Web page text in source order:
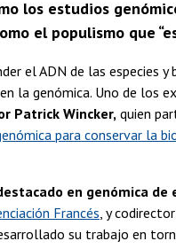
los estudios
el populismo que
el ADN de las especies
la genómica. Uno de los
Patrick Wincker, quien
para conservar la
en genómica de
Francés , y
su trabajo en